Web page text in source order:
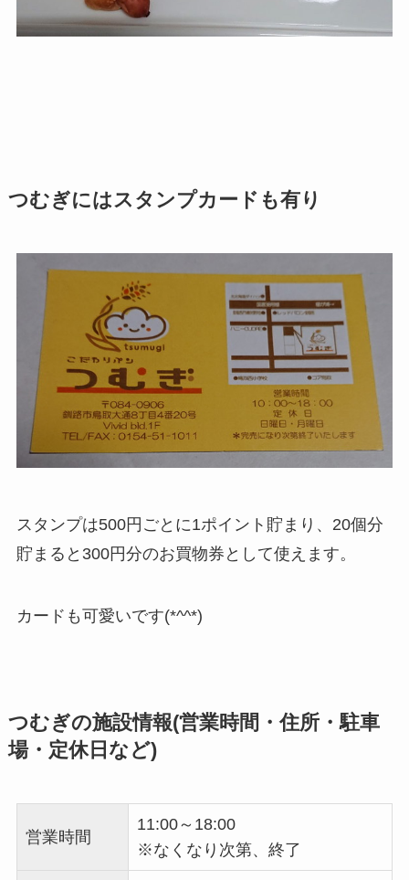
つむぎにはスタンプカードも有り
スタンプは500円ごとに1ポイント貯まり、20個分
貯まると300円分のお買物券として使えます。
カードも可愛いです(*^^*)
つむぎの施設情報(営業時間・住所・駐車
場・定休日など)
営業時間
11:00～18:00
※なくなり次第、終了